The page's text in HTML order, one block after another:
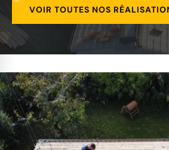
VOIR TOUTES NOS